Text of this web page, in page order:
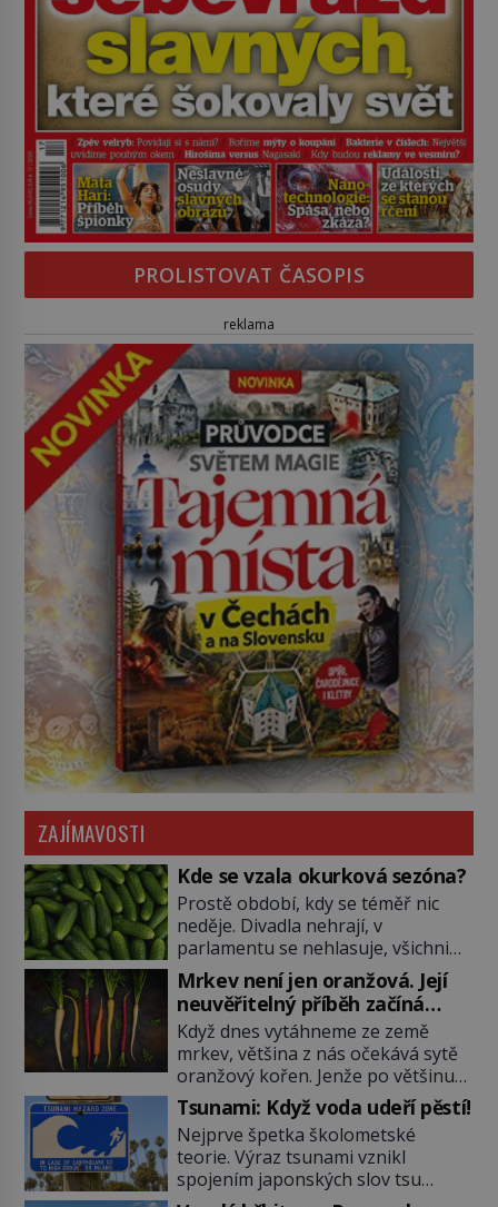
PROLISTOVAT ČASOPIS
reklama
ZAJÍMAVOSTI
Kde se vzala okurková sezóna?
Prostě období, kdy se téměř nic
neděje. Divadla nehrají, v
parlamentu se nehlasuje, všichni
jsou na dovolené a média tak
nemají o čem mluvit a psát. A
vymýšlejí si proto témata, které
nikoho nezajímají. Proč je však ona
letní doba spojovaná zrovna s
okurkami? Okurkovou sezónu
známe už od poloviny 19. století,
ovšem jako Češi […]
Mrkev není jen oranžová. Její
neuvěřitelný příběh začíná
fialovou barvou
Když dnes vytáhneme ze země
mrkev, většina z nás očekává sytě
oranžový kořen. Jenže po většinu
své historie je mrkev všechno
možné, jen ne oranžová. Je fialová,
žlutá, bílá, někdy dokonce téměř
černá. Až díky stovkám let
pečlivého šlechtění se z ní stává
Tsunami: Když voda udeří pěstí!
Nejprve špetka školometské
teorie. Výraz tsunami vznikl
spojením japonských slov tsu
(přístav) a nami (vlna). Jedná se o